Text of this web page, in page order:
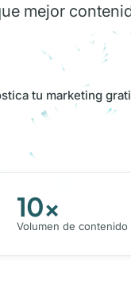
mejor
tu marketing
10×
Volumen de contenido